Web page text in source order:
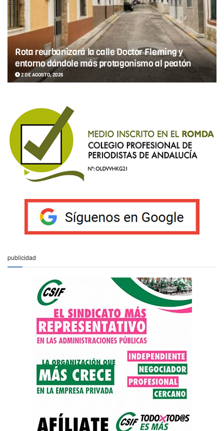
Rota reurbanizará la calle Doctor Fleming y
entorno dándole más protagonismo al peatón
2 DE AGOSTO, 2026
publicidad